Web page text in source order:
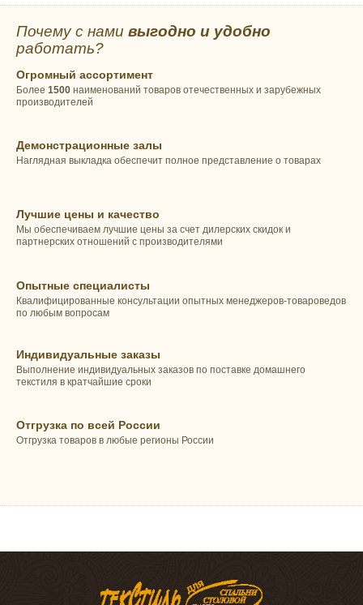
Почему с нами выгодно и удобно
работать?
Огромный ассортимент
Более 1500 наименований товаров отечественных и зарубежных
производителей
Демонстрационные залы
Наглядная выкладка обеспечит полное представление о товарах
Лучшие цены и качество
Мы обеспечиваем лучшие цены за счет дилерских скидок и
партнерских отношений с производителями
Опытные специалисты
Квалифицированные консультации опытных менеджеров-товароведов
по любым вопросам
Индивидуальные заказы
Выполнение индивидуальных заказов по поставке домашнего
текстиля в кратчайшие сроки
Отгрузка по всей России
Отгрузка товаров в любые регионы России